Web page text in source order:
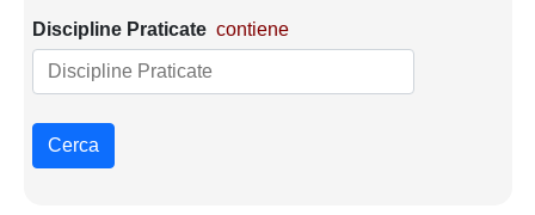
Discipline Praticate contiene
Cerca